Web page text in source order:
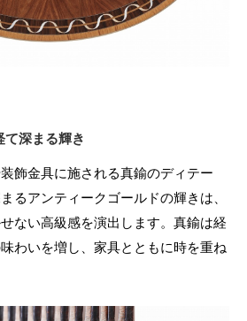
深まる輝き
飾金具に施される真鍮のディテー
るアンティークゴールドの輝きは、
ない高級感を演出します。真鍮は経
わいを増し、家具とともに時を重ね